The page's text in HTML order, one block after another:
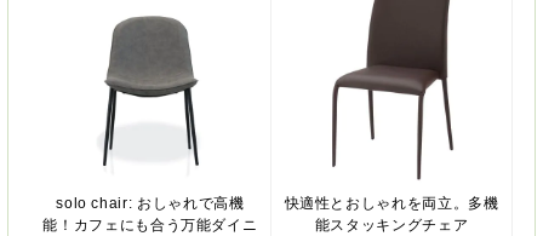
solo chair: おしゃれで高機
能！カフェにも合う万能ダイニ
快適性とおしゃれを両立。多機
能スタッキングチェア